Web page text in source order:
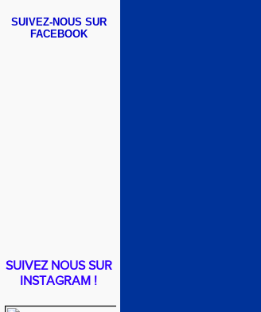
SUIVEZ-NOUS SUR
FACEBOOK
SUIVEZ NOUS SUR
INSTAGRAM !